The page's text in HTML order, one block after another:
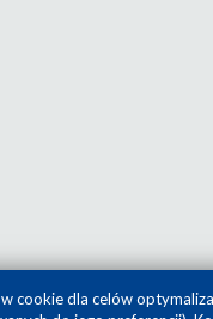
cookie dla celów